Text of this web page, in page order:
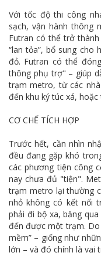
Với tốc độ thi công
sạch, vận hành thông
Futran có thể trở
“lan tỏa”, bổ sung
đỏ. Futran có thể
thông phụ trợ" – giúp
trạm metro, từ các
đến khu ký túc xá,
CƠ CHẾ TÍCH HỢP
Trước hết, cần nhìn
đều đang gặp khó
các phương tiện công
nay chưa đủ "tiện".
trạm metro lại thường
nhỏ không có kết nối
phải đi bộ xa, băng
đến được một trạm. Do
mềm” – giống như
lớn – và đó chính là vai